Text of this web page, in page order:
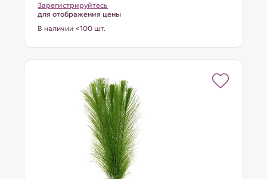
Зарегистрируйтесь
для отображения цены
В наличии <100 шт.